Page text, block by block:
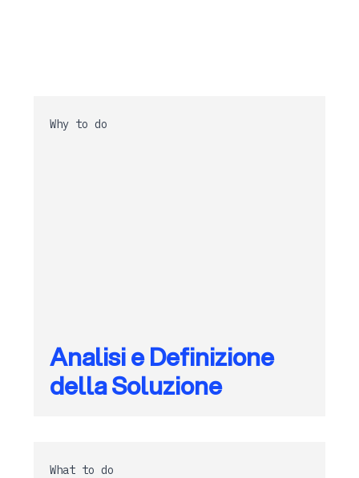
Why to do
Analisi e Definizione
della Soluzione
What to do